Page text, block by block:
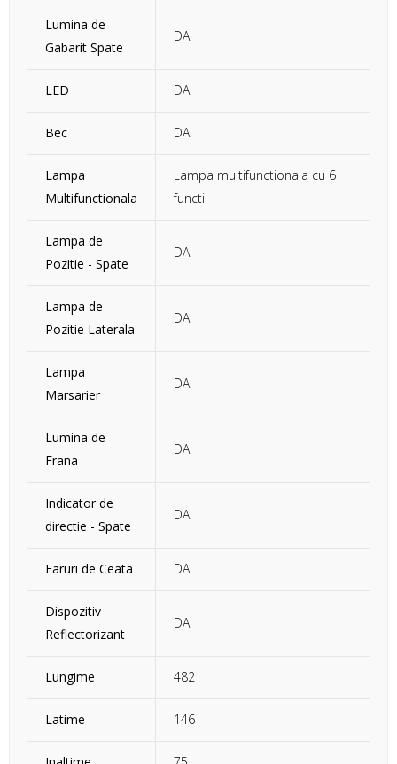
Lumina de
Gabarit Spate
DA
LED DA
Bec DA
Lampa
Multifunctionala
Lampa multifunctionala cu 6
functii
Lampa de
Pozitie - Spate
DA
Lampa de
Pozitie Laterala
DA
Lampa
Marsarier
DA
Lumina de
Frana
DA
Indicator de
directie - Spate
DA
Faruri de Ceata DA
Dispozitiv
Reflectorizant
DA
Lungime 482
Latime 146